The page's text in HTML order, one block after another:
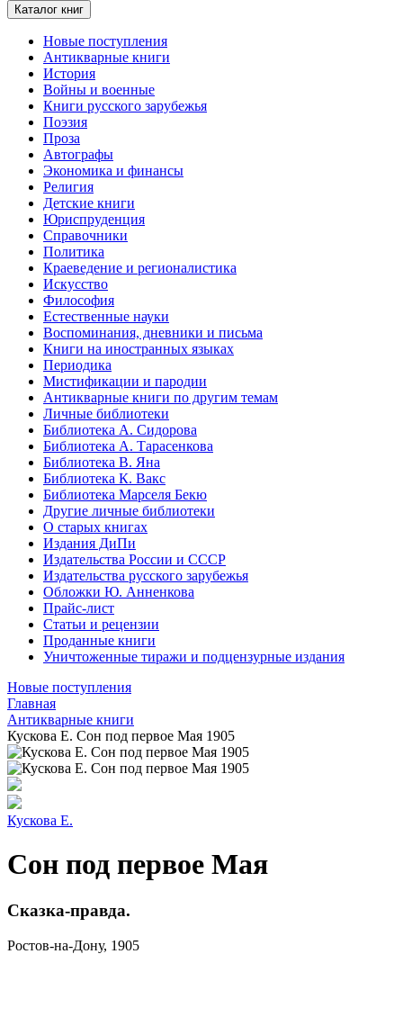
Каталог книг
Новые поступления
Антикварные книги
История
Войны и военные
Книги русского зарубежья
Поэзия
Проза
Автографы
Экономика и финансы
Религия
Детские книги
Юриспруденция
Справочники
Политика
Краеведение и регионалистика
Искусство
Философия
Естественные науки
Воспоминания, дневники и письма
Книги на иностранных языках
Периодика
Мистификации и пародии
Антикварные книги по другим темам
Личные библиотеки
Библиотека А. Сидорова
Библиотека А. Тарасенкова
Библиотека В. Яна
Библиотека К. Вакс
Библиотека Марселя Бекю
Другие личные библиотеки
О старых книгах
Издания ДиПи
Издательства России и СССР
Издательства русского зарубежья
Обложки Ю. Анненкова
Прайс-лист
Статьи и рецензии
Проданные книги
Уничтоженные тиражи и подцензурные издания
Новые поступления
Главная
Антикварные книги
Кускова Е. Сон под первое Мая 1905
Кускова Е.
Сон под первое Мая
Сказка-правда.
Ростов-на-Дону, 1905